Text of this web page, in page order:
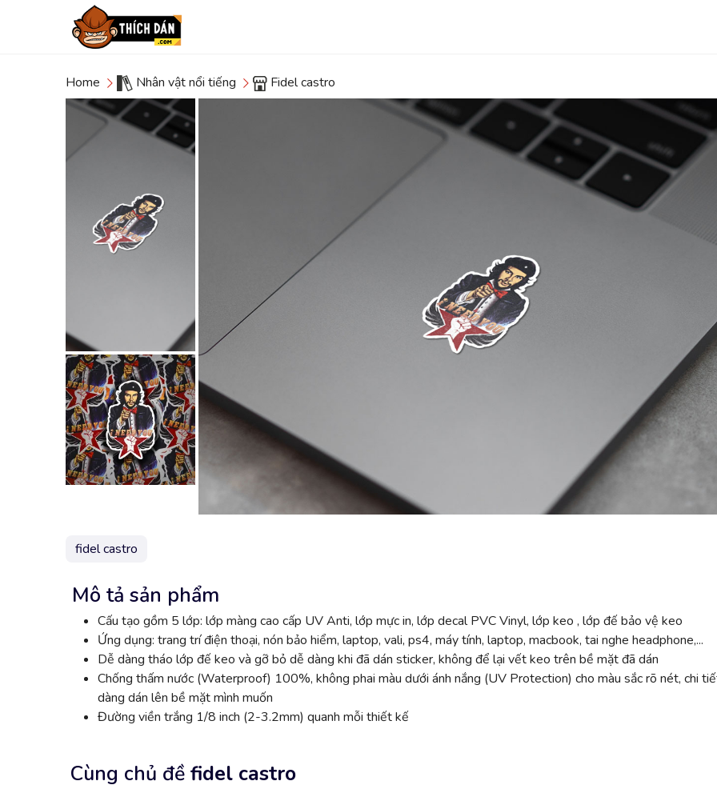
Home Nhân vật nổi tiếng Fidel castro
fidel castro
Mô tả sản phẩm
Cấu tạo gồm 5 lớp: lớp màng cao cấp UV Anti, lớp mực in, lớp decal PVC Vinyl, lớp keo , lớp đế bảo vệ keo
Ứng dụng: trang trí điện thoại, nón bảo hiểm, laptop, vali, ps4, máy tính, laptop, macbook, tai nghe headphone,...
Dễ dàng tháo lớp đế keo và gỡ bỏ dễ dàng khi đã dán sticker, không để lại vết keo trên bề mặt đã dán
Chống thấm nước (Waterproof) 100%, không phai màu dưới ánh nắng (UV Protection) cho màu sắc rõ nét, chi
dàng dán lên bề mặt mình muốn
Đường viền trắng 1/8 inch (2-3.2mm) quanh mỗi thiết kế
Cùng chủ đề fidel castro